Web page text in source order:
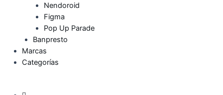
Nendoroid
Figma
Pop Up Parade
Banpresto
Marcas
Categorías